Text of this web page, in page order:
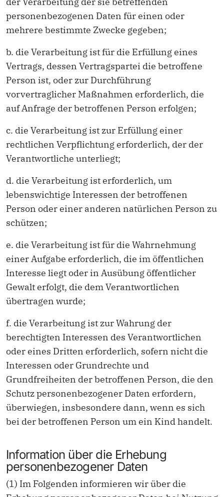
personenbezogenen Daten für einen oder
mehrere bestimmte Zwecke gegeben;
b. die Verarbeitung ist für die Erfüllung eines
Vertrags, dessen Vertragspartei die betroffene
Person ist, oder zur Durchführung
vorvertraglicher Maßnahmen erforderlich, die
auf Anfrage der betroffenen Person erfolgen;
c. die Verarbeitung ist zur Erfüllung einer
rechtlichen Verpflichtung erforderlich, der der
Verantwortliche unterliegt;
d. die Verarbeitung ist erforderlich, um
lebenswichtige Interessen der betroffenen
Person oder einer anderen natürlichen Person zu
schützen;
e. die Verarbeitung ist für die Wahrnehmung
einer Aufgabe erforderlich, die im öffentlichen
Interesse liegt oder in Ausübung öffentlicher
Gewalt erfolgt, die dem Verantwortlichen
übertragen wurde;
f. die Verarbeitung ist zur Wahrung der
berechtigten Interessen des Verantwortlichen
oder eines Dritten erforderlich, sofern nicht die
Interessen oder Grundrechte und
Grundfreiheiten der betroffenen Person, die den
Schutz personenbezogener Daten erfordern,
überwiegen, insbesondere dann, wenn es sich
bei der betroffenen Person um ein Kind handelt.
Information über die Erhebung
personenbezogener Daten
(1) Im Folgenden informieren wir über die